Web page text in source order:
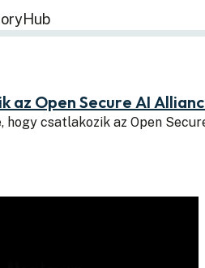
az Open Secure AI
hogy csatlakozik az Open